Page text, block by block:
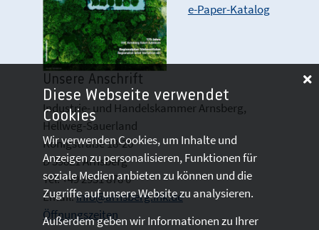
e-Paper-Katalog
Unsere Anschrift
Industrie- und Handelskammer Arnsberg,
Hellweg-Sauerland
Königstraße 18-20
D 59821 Arnsberg
Tel: +49 2931 878 0
Email:info@arnsberg.ihk.de
Öffnungszeiten
Diese Webseite verwendet
Cookies
Wir verwenden Cookies, um Inhalte und
Anzeigen zu personalisieren, Funktionen für
soziale Medien anbieten zu können und die
Zugriffe auf unsere Website zu analysieren.
Außerdem geben wir Informationen zu Ihrer